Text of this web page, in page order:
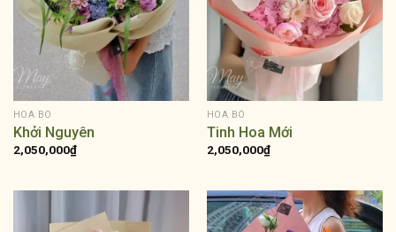
HOA BÓ
Khởi Nguyên
2,050,000₫
HOA BÓ
Tinh Hoa Mới
2,050,000₫